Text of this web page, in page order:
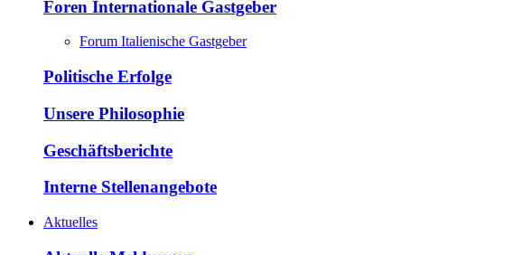
Foren Internationale Gastgeber
Forum Italienische Gastgeber
Politische Erfolge
Unsere Philosophie
Geschäftsberichte
Interne Stellenangebote
Aktuelles